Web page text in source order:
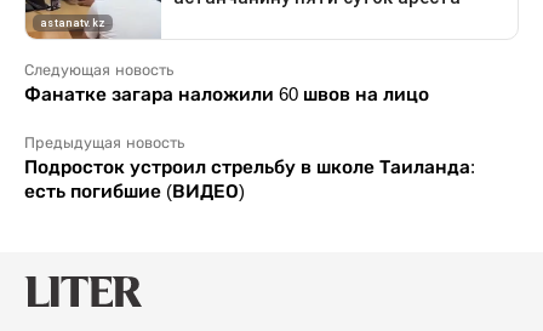
Следующая новость
Фанатке загара наложили 60 швов на лицо
Предыдущая новость
Подросток устроил стрельбу в школе Таиланда:
есть погибшие (ВИДЕО)